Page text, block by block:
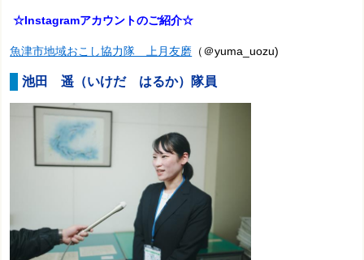
☆Instagramアカウントのご紹介☆
魚津市地域おこし協力隊 上月友磨 （＠yuma_uozu)
池田 遥（いけだ はるか）隊員